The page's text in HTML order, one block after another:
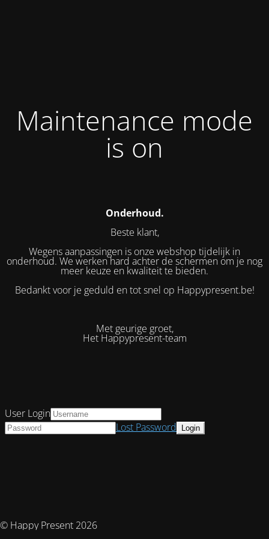
Maintenance mode
is on
Onderhoud.
Beste klant,
Wegens aanpassingen is onze webshop tijdelijk in
onderhoud. We werken hard achter de schermen om je nog
meer keuze en kwaliteit te bieden.
Bedankt voor je geduld en tot snel op Happypresent.be!
Met geurige groet,
Het Happypresent-team
© Happy Present 2026
User Login
Lost Password